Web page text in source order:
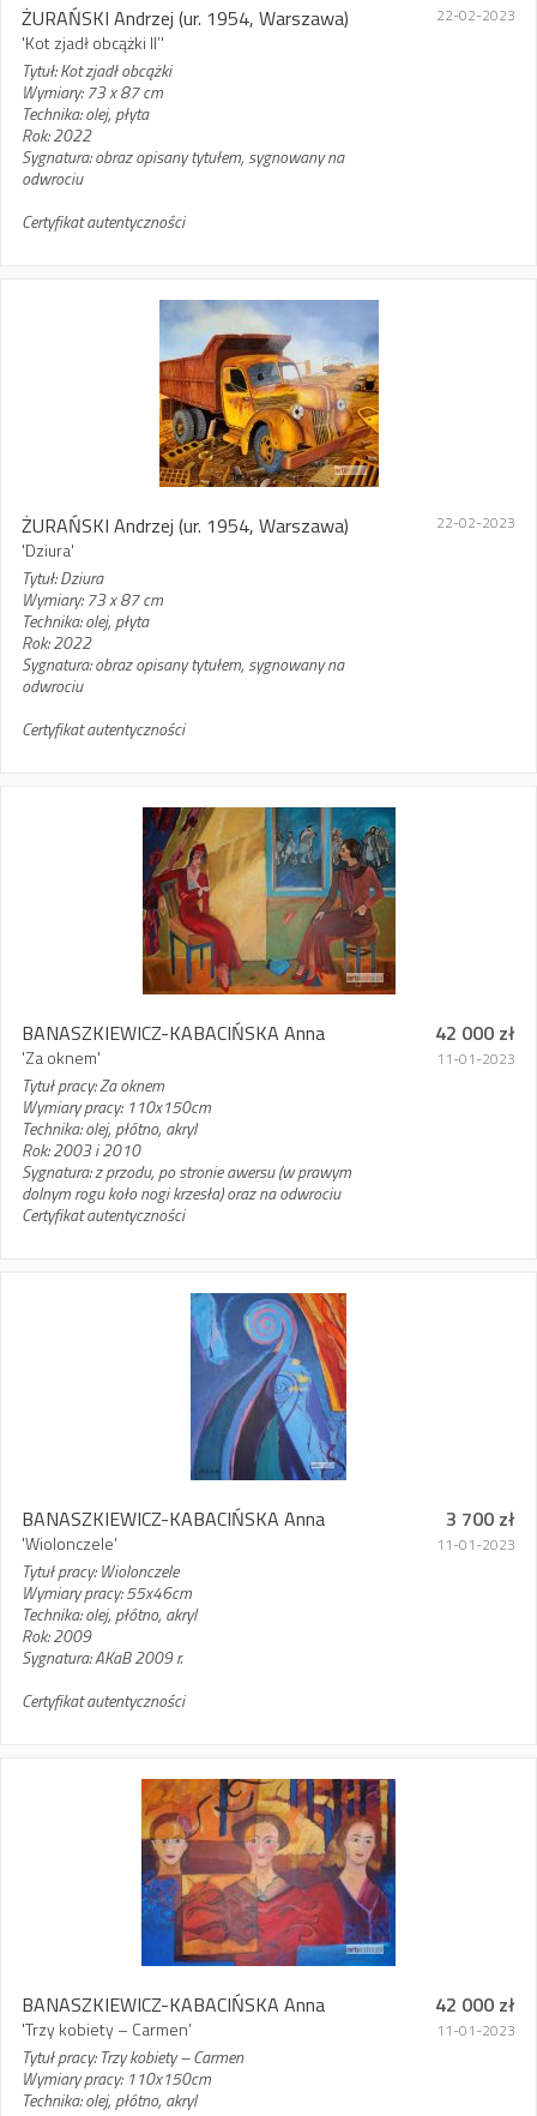
ŻURAŃSKI Andrzej (ur. 1954, Warszawa)
'Kot zjadł obcążki II’'
Tytuł: Kot zjadł obcążki
Wymiary: 73 x 87 cm
Technika: olej, płyta
Rok: 2022
Sygnatura: obraz opisany tytułem, sygnowany na
odwrociu
Certyfikat autentyczności
22-02-2023
ŻURAŃSKI Andrzej (ur. 1954, Warszawa)
'Dziura'
Tytuł: Dziura
Wymiary: 73 x 87 cm
Technika: olej, płyta
Rok: 2022
Sygnatura: obraz opisany tytułem, sygnowany na
odwrociu
Certyfikat autentyczności
22-02-2023
BANASZKIEWICZ-KABACIŃSKA Anna
'Za oknem'
Tytuł pracy: Za oknem
Wymiary pracy: 110x150cm
Technika: olej, płótno, akryl
Rok: 2003 i 2010
Sygnatura: z przodu, po stronie awersu (w prawym
dolnym rogu koło nogi krzesła) oraz na odwrociu
Certyfikat autentyczności
42 000 zł
11-01-2023
BANASZKIEWICZ-KABACIŃSKA Anna
'Wiolonczele'
Tytuł pracy: Wiolonczele
Wymiary pracy: 55x46cm
Technika: olej, płótno, akryl
Rok: 2009
Sygnatura: AKaB 2009 r.
Certyfikat autentyczności
3 700 zł
11-01-2023
BANASZKIEWICZ-KABACIŃSKA Anna
'Trzy kobiety – Carmen’
Tytuł pracy: Trzy kobiety – Carmen
Wymiary pracy: 110x150cm
Technika: olej, płótno, akryl
42 000 zł
11-01-2023